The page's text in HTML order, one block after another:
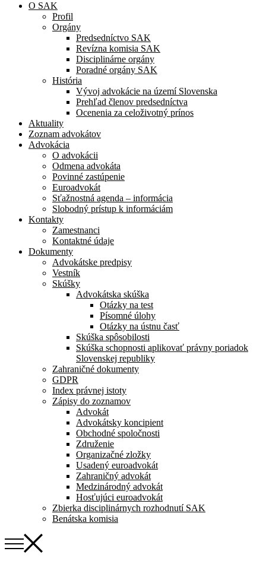
O SAK
Profil
Orgány
Predsedníctvo SAK
Revízna komisia SAK
Disciplinárne orgány
Poradné orgány SAK
História
Vývoj advokácie na území Slovenska
Prehľad členov predsedníctva
Ocenenia za celoživotný prínos
Aktuality
Zoznam advokátov
Advokácia
O advokácii
Odmena advokáta
Povinné zastúpenie
Euroadvokát
Sťažnostná agenda – informácia
Slobodný prístup k informáciám
Kontakty
Zamestnanci
Kontaktné údaje
Dokumenty
Advokátske predpisy
Vestník
Skúšky
Advokátska skúška
Otázky na test
Písomné úlohy
Otázky na ústnu časť
Skúška spôsobilosti
Skúška schopnosti aplikovať právny poriadok
Slovenskej republiky
Zahraničné dokumenty
GDPR
Index právnej istoty
Zápisy do zoznamov
Advokát
Advokátsky koncipient
Obchodné spoločnosti
Združenie
Organizačné zložky
Usadený euroadvokát
Zahraničný advokát
Medzinárodný advokát
Hosťujúci euroadvokát
Zbierka disciplinárnych rozhodnutí SAK
Benátska komisia